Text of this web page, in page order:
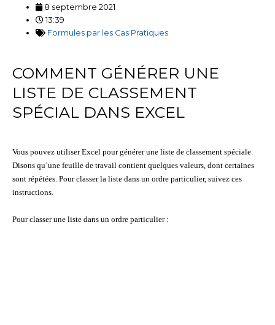
8 septembre 2021
13:39
Formules par les Cas Pratiques
COMMENT GÉNÉRER UNE
LISTE DE CLASSEMENT
SPÉCIAL DANS EXCEL
Vous pouvez utiliser Excel pour générer une liste de classement spéciale.
Disons qu’une feuille de travail contient quelques valeurs, dont certaines
sont répétées. Pour classer la liste dans un ordre particulier, suivez ces
instructions.
Pour classer une liste dans un ordre particulier :